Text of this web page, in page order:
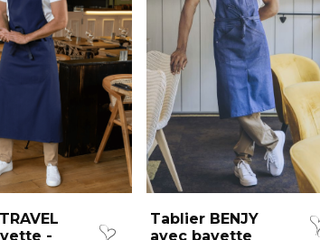
-
Tablier BENJY
avec bavette